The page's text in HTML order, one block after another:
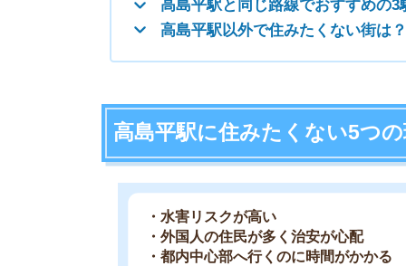
・高速道路があり騒音や空気が気になる
・若者向けの娯楽施設がない
水害リスクが高い